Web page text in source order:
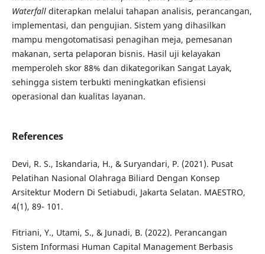
Waterfall diterapkan melalui tahapan analisis, perancangan,
implementasi, dan pengujian. Sistem yang dihasilkan
mampu mengotomatisasi penagihan meja, pemesanan
makanan, serta pelaporan bisnis. Hasil uji kelayakan
memperoleh skor 88% dan dikategorikan Sangat Layak,
sehingga sistem terbukti meningkatkan efisiensi
operasional dan kualitas layanan.
References
Devi, R. S., Iskandaria, H., & Suryandari, P. (2021). Pusat
Pelatihan Nasional Olahraga Biliard Dengan Konsep
Arsitektur Modern Di Setiabudi, Jakarta Selatan. MAESTRO,
4(1), 89- 101.
Fitriani, Y., Utami, S., & Junadi, B. (2022). Perancangan
Sistem Informasi Human Capital Management Berbasis